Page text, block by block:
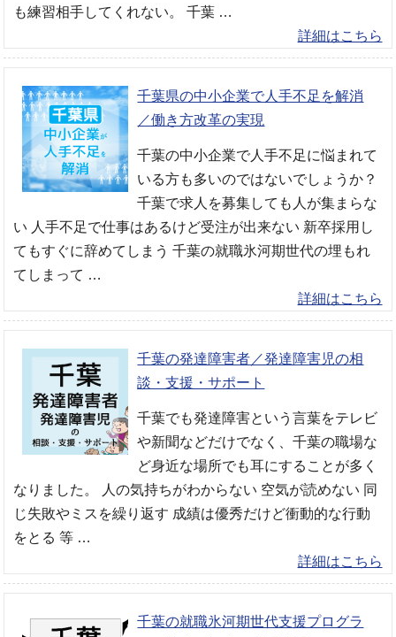
も練習相手してくれない。 千葉 …
詳細はこちら
千葉県の中小企業で人手不足を解消
／働き方改革の実現
千葉の中小企業で人手不足に悩まれて
いる方も多いのではないでしょうか？
千葉で求人を募集しても人が集まらな
い 人手不足で仕事はあるけど受注が出来ない 新卒採用し
てもすぐに辞めてしまう 千葉の就職氷河期世代の埋もれ
てしまって …
詳細はこちら
千葉の発達障害者／発達障害児の相
談・支援・サポート
千葉でも発達障害という言葉をテレビ
や新聞などだけでなく、千葉の職場な
ど身近な場所でも耳にすることが多く
なりました。 人の気持ちがわからない 空気が読めない 同
じ失敗やミスを繰り返す 成績は優秀だけど衝動的な行動
をとる 等 …
詳細はこちら
千葉の就職氷河期世代支援プログラ